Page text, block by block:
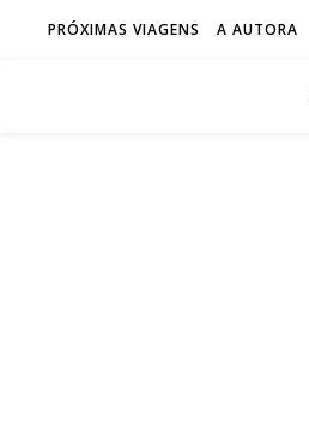
PRÓXIMAS VIAGENS A AUTORA